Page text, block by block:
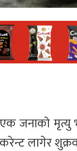
जनाको मृत्यु
लागेर